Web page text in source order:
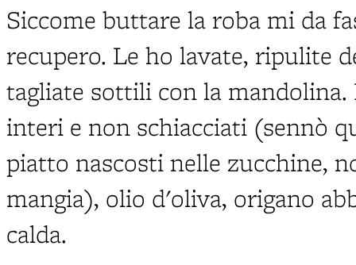
Siccome buttare la roba mi da
recupero. Le ho lavate, ripulite
tagliate sottili con la
interi e non schiacciati (sennò
piatto nascosti nelle zucchine,
mangia), olio d'oliva, origano
calda.